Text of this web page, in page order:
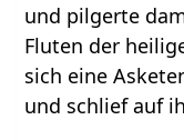
und pilgerte
Fluten der
sich eine
und schlief auf